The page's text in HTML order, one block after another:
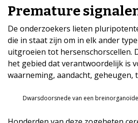
Premature
De onderzoekers lieten
die in staat zijn om in elk ander
uitgroeien tot hersenschorscellen.
het gebied dat verantwoordelijk is
waarneming, aandacht, geheugen,
Dwarsdoorsnede van een